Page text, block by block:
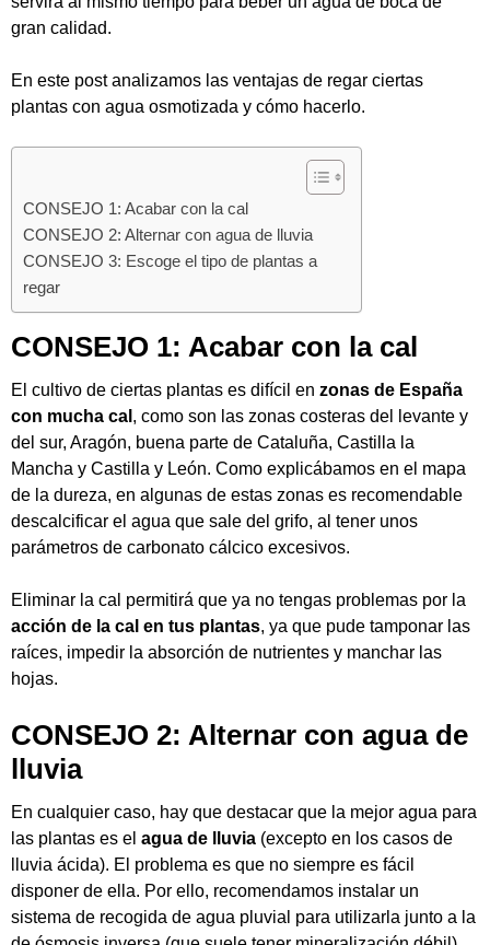
gran calidad.
En este post analizamos las ventajas de regar ciertas
plantas con agua osmotizada y cómo hacerlo.
CONSEJO 1: Acabar con la cal
CONSEJO 2: Alternar con agua de lluvia
CONSEJO 3: Escoge el tipo de plantas a
regar
CONSEJO 1: Acabar con la cal
El cultivo de ciertas plantas es difícil en zonas de España
con mucha cal , como son las zonas costeras del levante y
del sur, Aragón, buena parte de Cataluña, Castilla la
Mancha y Castilla y León. Como explicábamos en el mapa
de la dureza, en algunas de estas zonas es recomendable
descalcificar el agua que sale del grifo, al tener unos
parámetros de carbonato cálcico excesivos.
Eliminar la cal permitirá que ya no tengas problemas por la
acción de la cal en tus plantas, ya que pude tamponar las
raíces, impedir la absorción de nutrientes y manchar las
hojas.
CONSEJO 2: Alternar con agua de
lluvia
En cualquier caso, hay que destacar que la mejor agua para
las plantas es el agua de lluvia (excepto en los casos de
lluvia ácida). El problema es que no siempre es fácil
disponer de ella. Por ello, recomendamos instalar un
sistema de recogida de agua pluvial para utilizarla junto a la